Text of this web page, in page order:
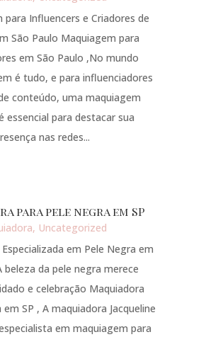
para Influencers e Criadores de
São Paulo Maquiagem para
em São Paulo ,No mundo
é tudo, e para influenciadores
conteúdo, uma maquiagem
essencial para destacar sua
nas redes...
para pele negra em SP
, Uncategorized
em Pele Negra em
beleza da pele negra merece
e celebração Maquiadora
SP , A maquiadora Jacqueline
em maquiagem para